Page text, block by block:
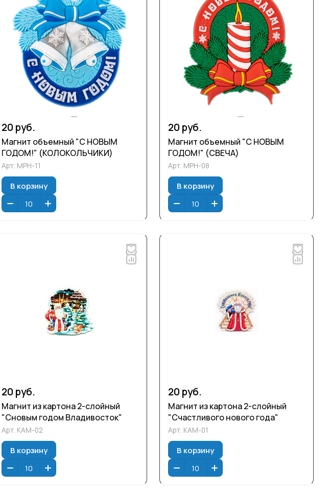
20 руб.
Магнит объемный "С НОВЫМ
ГОДОМ!" (КОЛОКОЛЬЧИКИ)
Арт. МРН-11
В корзину
20 руб.
Магнит объемный "С НОВЫМ
ГОДОМ!" (СВЕЧА)
Арт. МРН-08
В корзину
20 руб.
Магнит из картона 2-слойный
"Сновым годом Владивосток"
Арт. КАМ-02
В корзину
20 руб.
Магнит из картона 2-слойный
"Счастливого нового года"
Арт. КАМ-01
В корзину